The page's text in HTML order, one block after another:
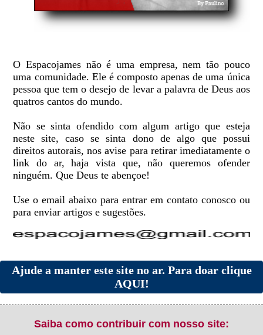
O Espacojames não é uma empresa, nem tão pouco
uma comunidade. Ele é composto apenas de uma única
pessoa que tem o desejo de levar a palavra de Deus aos
quatros cantos do mundo.
Não se sinta ofendido com algum artigo que esteja
neste site, caso se sinta dono de algo que possui
direitos autorais, nos avise para retirar imediatamente o
link do ar, haja vista que, não queremos ofender
ninguém. Que Deus te abençoe!
Use o email abaixo para entrar em contato conosco ou
para enviar artigos e sugestões.
Ajude a manter este site no ar. Para doar clique
AQUI!
Saiba como contribuir com nosso site: